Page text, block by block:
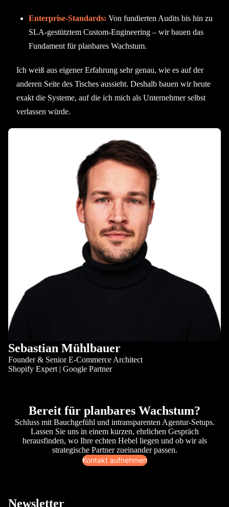
Enterprise-Standards: Von fundierten Audits bis hin zu
SLA-gestütztem Custom-Engineering – wir bauen das
Fundament für planbares Wachstum.
Ich weiß aus eigener Erfahrung sehr genau, wie es auf der
anderen Seite des Tisches aussieht. Deshalb bauen wir heute
exakt die Systeme, auf die ich mich als Unternehmer selbst
verlassen würde.
Sebastian Mühlbauer
Founder & Senior E-Commerce Architect
Shopify Expert | Google Partner
Bereit für planbares Wachstum?
Schluss mit Bauchgefühl und intransparenten Agentur-Setups.
Lassen Sie uns in einem kurzen, ehrlichen Gespräch
herausfinden, wo Ihre echten Hebel liegen und ob wir als
strategische Partner zueinander passen.
Kontakt aufnehmen
Newsletter